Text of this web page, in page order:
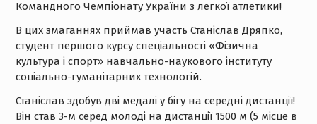
Командного Чемпіонату України з легкої атлетики!
В цих змаганнях приймав участь Станіслав Дряпко,
студент першого курсу спеціальності «Фізична
культура і спорт» навчально-наукового інституту
соціально-гуманітарних технологій.
Станіслав здобув дві медалі у бігу на середні дистанції!
Він став 3-м серед молоді на дистанції 1500 м (5 місце в